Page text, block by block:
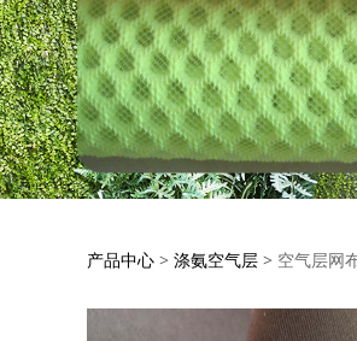
空气层网布
产品中心 > 涤氨空气层 > 空气层网